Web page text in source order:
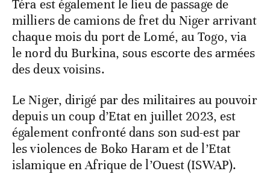
Téra est également le lieu de passage de
milliers de camions de fret du Niger arrivant
chaque mois du port de Lomé, au Togo, via
le nord du Burkina, sous escorte des armées
des deux voisins.
Le Niger, dirigé par des militaires au pouvoir
depuis un coup d’Etat en juillet 2023, est
également confronté dans son sud-est par
les violences de Boko Haram et de l’Etat
islamique en Afrique de l’Ouest (ISWAP).